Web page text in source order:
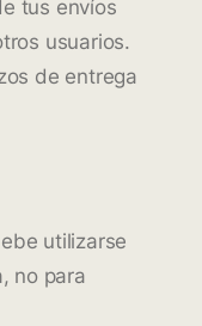
tus envíos
usuarios.
de entrega
utilizarse
no para